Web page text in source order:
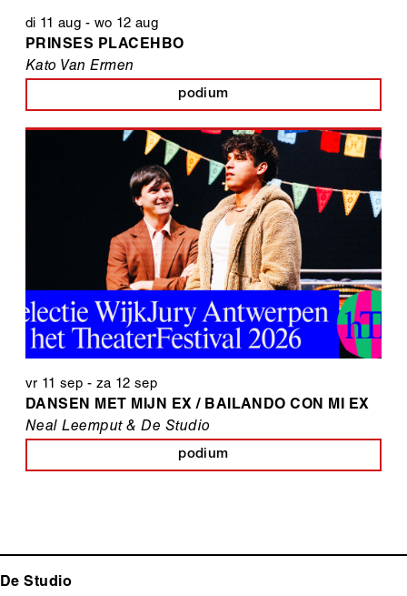
di 11 aug - wo 12 aug
PRINSES PLACEHBO
Kato Van Ermen
podium
vr 11 sep - za 12 sep
DANSEN MET MIJN EX / BAILANDO CON MI EX
Neal Leemput & De Studio
podium
De Studio